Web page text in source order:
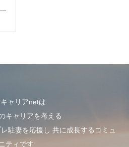
ャリアnetは
キャリアを考える
駐妻を応援し 共に成長するコミュ
ティです